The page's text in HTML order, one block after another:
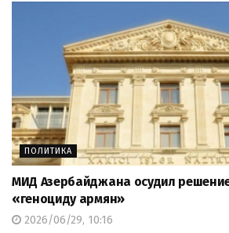
ПОЛИТИКА
МИД Азербайджана осудил
«геноциду армян»
2026/06/29, 10:16